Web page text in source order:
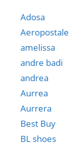
Adosa
Aeropostale
amelissa
andre badi
andrea
Aurrea
Aurrera
Best Buy
BL shoes